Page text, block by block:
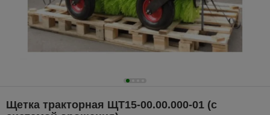
Щетка тракторная ЩТ15-00.00.000-01 (с